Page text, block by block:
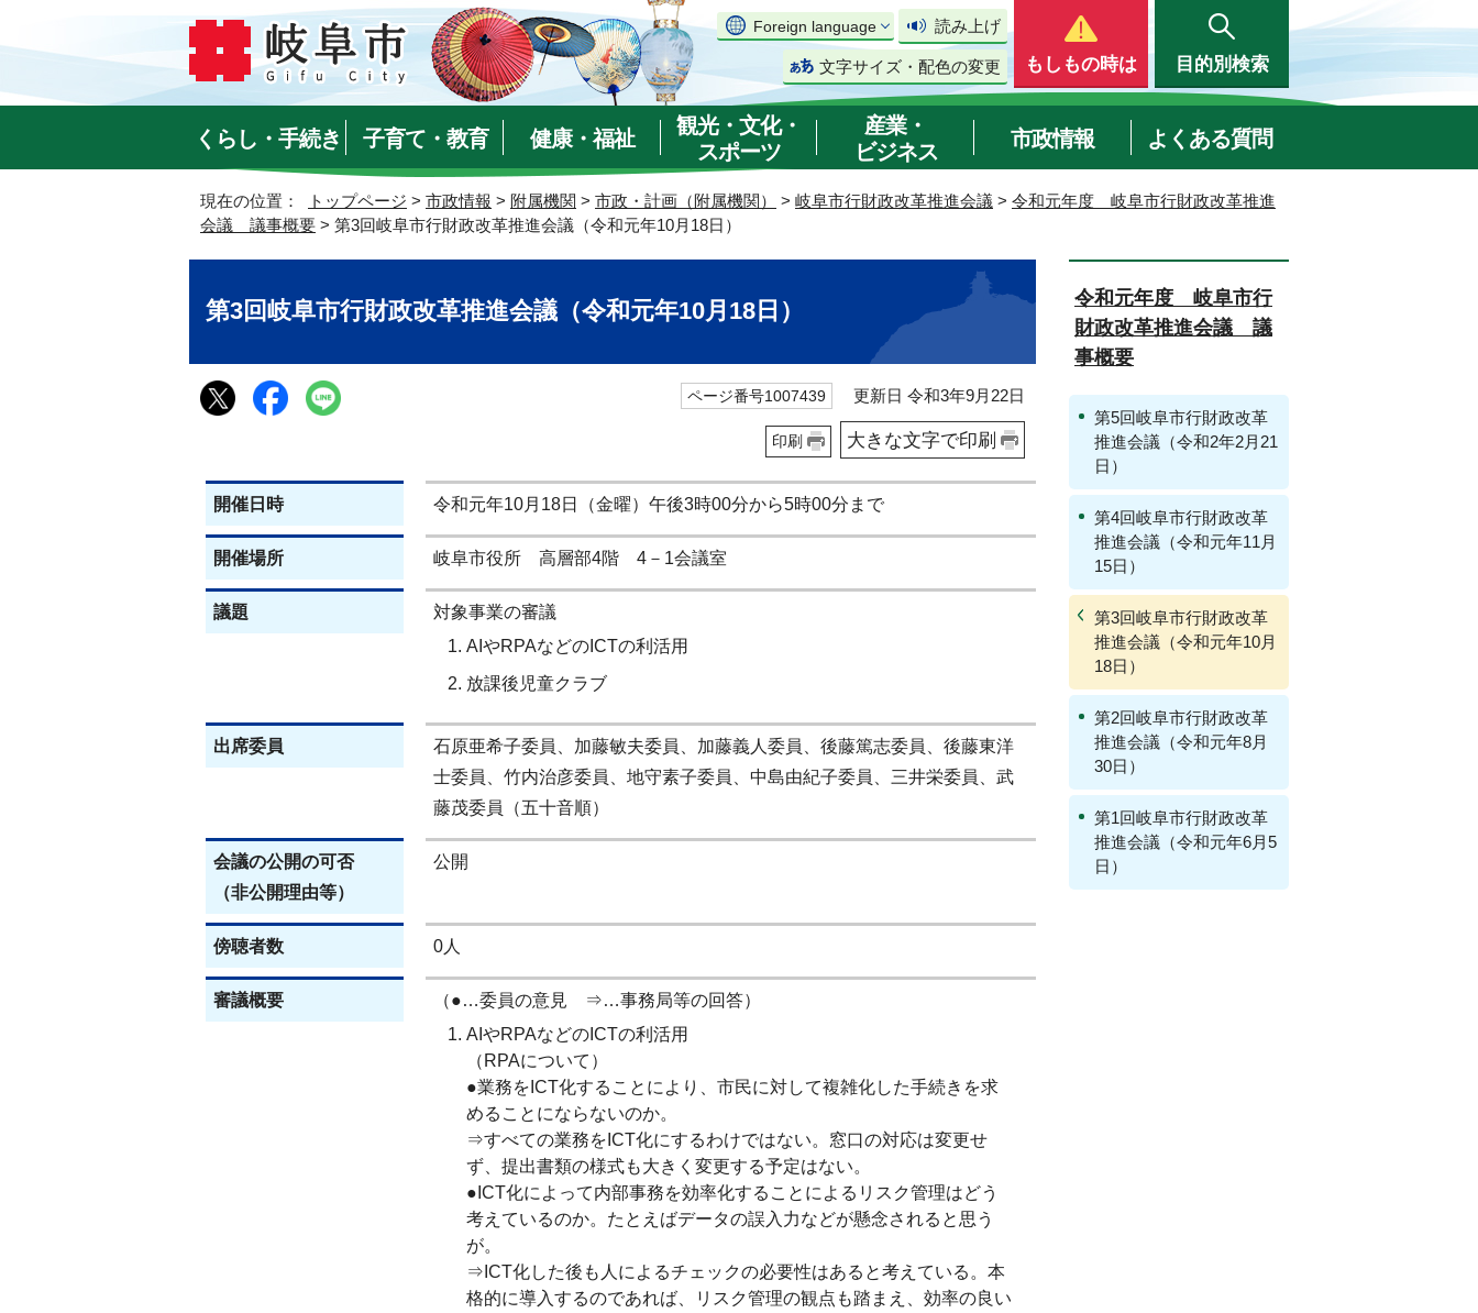
Foreign language 読み上げ
文字サイズ・配色の変更 もしもの時は 目的別検索
くらし・手続き 子育て・教育 健康・福祉
観光・文化・
スポーツ
産業・
ビジネス
市政情報 よくある質問
現在の位置： トップページ > 市政情報 > 附属機関 > 市政・計画（附属機関） > 岐阜市行財政改革推進会議 > 令和元年度 岐阜市行財政改革推進
会議 議事概要 > 第3回岐阜市行財政改革推進会議（令和元年10月18日）
第3回岐阜市行財政改革推進会議（令和元年10月18日）
ページ番号1007439 更新日 令和3年9月22日
印刷 大きな文字で印刷
開催日時 令和元年10月18日（金曜）午後3時00分から5時00分まで
開催場所 岐阜市役所 高層部4階 4－1会議室
議題
対象事業の審議
AIやRPAなどのICTの利活用
放課後児童クラブ
出席委員
石原亜希子委員、加藤敏夫委員、加藤義人委員、後藤篤志委員、後藤東洋
士委員、竹内治彦委員、地守素子委員、中島由紀子委員、三井栄委員、武
藤茂委員（五十音順）
会議の公開の可否
（非公開理由等）
公開
傍聴者数 0人
審議概要
（●…委員の意見 ⇒…事務局等の回答）
AIやRPAなどのICTの利活用
（RPAについて）
●業務をICT化することにより、市民に対して複雑化した手続きを求
めることにならないのか。
⇒すべての業務をICT化にするわけではない。窓口の対応は変更せ
ず、提出書類の様式も大きく変更する予定はない。
●ICT化によって内部事務を効率化することによるリスク管理はどう
考えているのか。たとえばデータの誤入力などが懸念されると思う
が。
⇒ICT化した後も人によるチェックの必要性はあると考えている。本
格的に導入するのであれば、リスク管理の観点も踏まえ、効率の良い
令和元年度 岐阜市行
財政改革推進会議 議
事概要
第5回岐阜市行財政改革
推進会議（令和2年2月21
日）
第4回岐阜市行財政改革
推進会議（令和元年11月
15日）
第3回岐阜市行財政改革
推進会議（令和元年10月
18日）
第2回岐阜市行財政改革
推進会議（令和元年8月
30日）
第1回岐阜市行財政改革
推進会議（令和元年6月5
日）